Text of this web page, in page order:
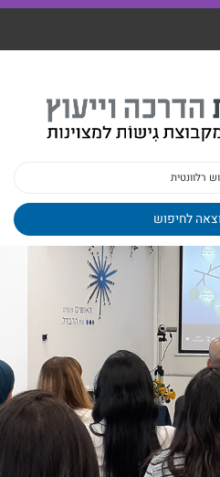
מכללת גישות
גישות כנסים
מקצועיים
למנהלי בתי
ספר